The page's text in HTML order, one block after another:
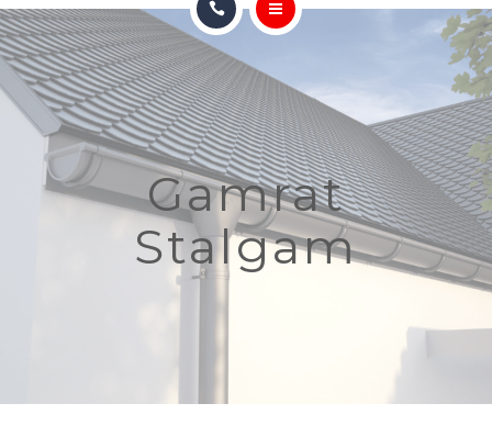
FAQ
KONTAKT
GŁÓWNA
OFERTA DACHÓW I OKIEN
RYNNY
KATALOGI (ONLINE)Gamrat
Stalgam